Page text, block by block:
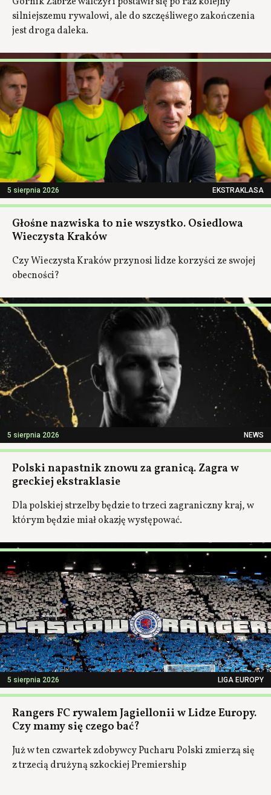
silniejszemu rywalowi, ale do szczęśliwego zakończenia
jest droga daleka.
5 sierpnia 2026 EKSTRAKLASA
Głośne nazwiska to nie wszystko. Osiedlowa
Wieczysta Kraków
Czy Wieczysta Kraków przynosi lidze korzyści ze swojej
obecności?
5 sierpnia 2026 NEWS
Polski napastnik znowu za granicą. Zagra w
greckiej ekstraklasie
Dla polskiej strzelby będzie to trzeci zagraniczny kraj, w
którym będzie miał okazję występować.
5 sierpnia 2026 LIGA EUROPY
Rangers FC rywalem Jagiellonii w Lidze Europy.
Czy mamy się czego bać?
Już w ten czwartek zdobywcy Pucharu Polski zmierzą się
z trzecią drużyną szkockiej Premiership